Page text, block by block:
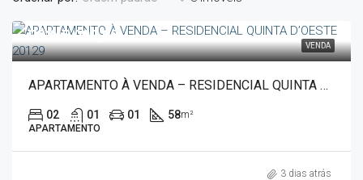
VENDA
R$245.000,00
APARTAMENTO À VENDA – RESIDENCIAL QUINTA D’OESTE 20129
02 01 01 58m²
APARTAMENTO
3 dias atrás